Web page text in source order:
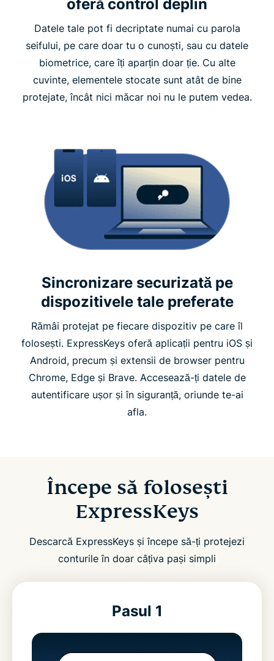
oferă control deplin
Datele tale pot fi decriptate numai cu parola
seifului, pe care doar tu o cunoști, sau cu datele
biometrice, care îți aparțin doar ție. Cu alte
cuvinte, elementele stocate sunt atât de bine
protejate, încât nici măcar noi nu le putem vedea.
Sincronizare securizată pe
dispozitivele tale preferate
Rămâi protejat pe fiecare dispozitiv pe care îl
folosești. ExpressKeys oferă aplicații pentru iOS și
Android, precum și extensii de browser pentru
Chrome, Edge și Brave. Accesează-ți datele de
autentificare ușor și în siguranță, oriunde te-ai
afla.
Începe să folosești
ExpressKeys
Descarcă ExpressKeys și începe să-ți protejezi
conturile în doar câțiva pași simpli
Pasul 1